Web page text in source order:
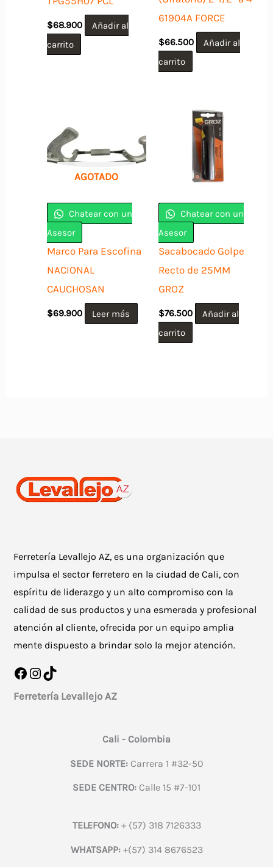
$68.900
Añadir al
carrito
61904A FORCE
$66.500
Añadir al
carrito
AGOTADO
Chatear con un
Asesor
Marco Para Escofina
NACIONAL
CAUCHOSAN
$69.900 Leer más
Chatear con un
Asesor
Sacabocado Golpe
Recto de 25MM
GROZ
$76.500
Añadir al
carrito
Ferretería Levallejo AZ, es una organización que
impulsa el sector ferretero en la ciudad de Cali, con
espíritu de liderazgo y un alto compromiso con la
calidad de sus productos y una esmerada y profesional
atención al cliente, ofrecida por un equipo amplia
mente dispuesto a brindar solo la mejor atención.
Facebook
Instagram
TikTok
Ferretería Levallejo AZ
Cali - Colombia
SEDE NORTE:Carrera 1 #32-50
SEDE CENTRO: Calle 15 #7-101
TELEFONO:+ (57) 318 7126333
WHATSAPP:+(57) 314 8676523